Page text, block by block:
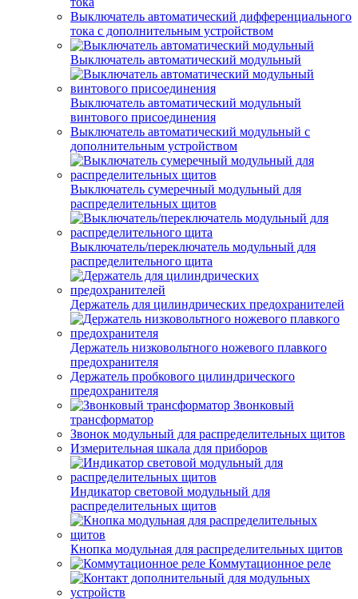
Выключатель автоматический дифференциального
тока с дополнительным устройством
Выключатель автоматический модульный
Выключатель автоматический модульный
винтового присоединения
Выключатель автоматический модульный с
дополнительным устройством
Выключатель сумеречный модульный для
распределительных щитов
Выключатель/переключатель модульный для
распределительного щита
Держатель для цилиндрических предохранителей
Держатель низковольтного ножевого плавкого
предохранителя
Держатель пробкового цилиндрического
предохранителя
Звонковый
трансформатор
Звонок модульный для распределительных щитов
Измерительная шкала для приборов
Индикатор световой модульный для
распределительных щитов
Кнопка модульная для распределительных щитов
Коммутационное реле